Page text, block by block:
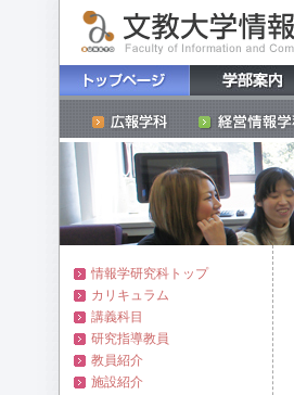
情報学研究科トップ
カリキュラム
講義科目
研究指導教員
教員紹介
施設紹介